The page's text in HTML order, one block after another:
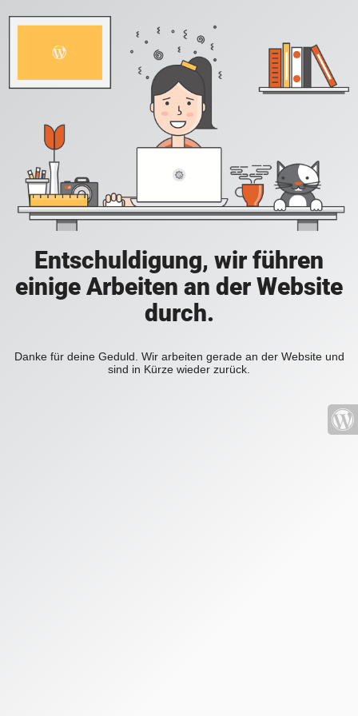
Entschuldigung, wir führen
einige Arbeiten an der Website
durch.
Danke für deine Geduld. Wir arbeiten gerade an der Website und
sind in Kürze wieder zurück.